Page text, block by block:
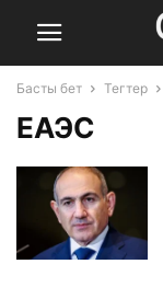
Басты бет Тегтер
ЕАЭС